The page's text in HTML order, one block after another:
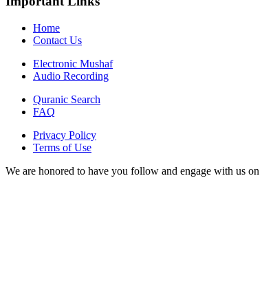
Home
Contact Us
Electronic Mushaf
Audio Recording
Quranic Search
FAQ
Privacy Policy
Terms of Use
We are honored to have you follow and engage with us